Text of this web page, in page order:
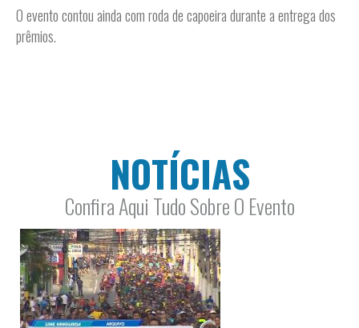
O evento contou ainda com roda de capoeira durante a entrega dos
prêmios.
NOTÍCIAS
Confira Aqui Tudo Sobre O Evento